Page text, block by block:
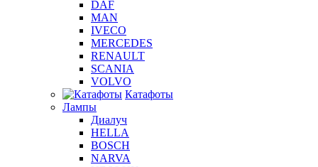
DAF
MAN
IVECO
MERCEDES
RENAULT
SCANIA
VOLVO
Катафоты
Лампы
Диалуч
HELLA
BOSCH
NARVA